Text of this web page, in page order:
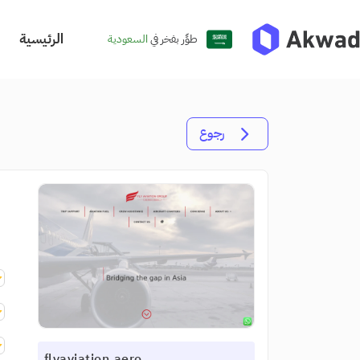
طوِّر بفخر فيالسعودية الرئيسية
رجوع